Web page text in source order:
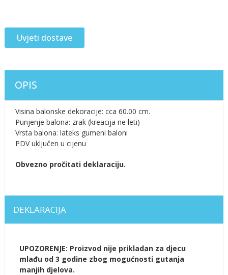
Uvjeti dostave
OPIS
Visina balonske dekoracije: cca 60.00 cm.
Punjenje balona: zrak (kreacija ne leti)
Vrsta balona: lateks gumeni baloni
PDV uključen u cijenu
Obvezno pročitati deklaraciju.
DEKLARACIJA
UPOZORENJE: Proizvod nije prikladan za djecu
mlađu od 3 godine zbog mogućnosti gutanja
manjih djelova.